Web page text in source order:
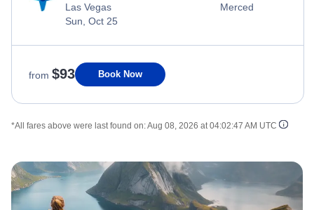
Las Vegas
Sun, Oct 25
Merced
from $93 Book Now
*All fares above were last found on:Aug 08, 2026 at 04:02:47 AM UTC